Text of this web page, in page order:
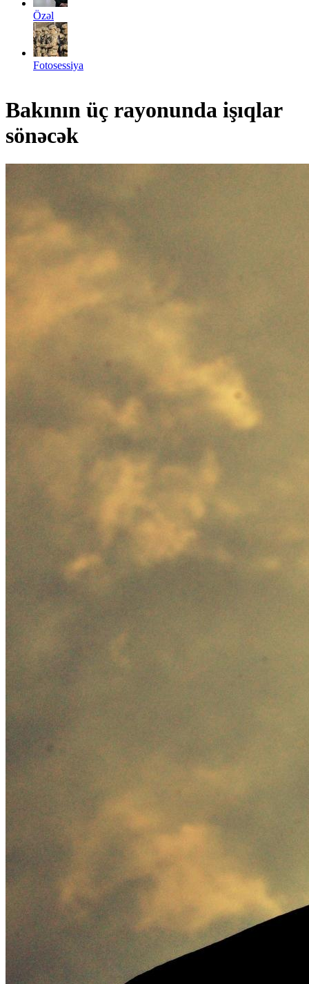
Özəl
Fotosessiya
Bakının üç rayonunda işıqlar
sönəcək